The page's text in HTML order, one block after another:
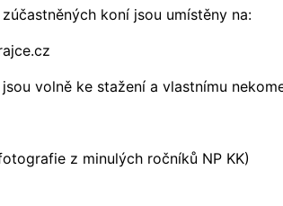
koní jsou umístěny na:
volně ke stažení a vlastnímu
z minulých ročníků NP KK)